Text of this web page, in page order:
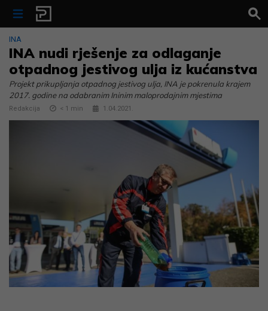
Skip to content
INA
INA nudi rješenje za odlaganje
otpadnog jestivog ulja iz kućanstva
Projekt prikupljanja otpadnog jestivog ulja, INA je pokrenula krajem
2017. godine na odabranim Ininim maloprodajnim mjestima
Redakcija < 1 min 1.04.2021.